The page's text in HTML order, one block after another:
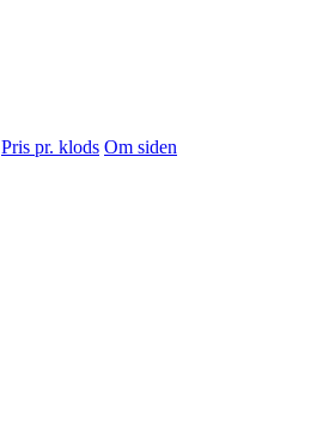
Pris pr. klods Om siden